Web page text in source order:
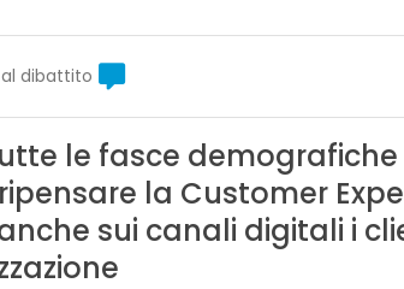
dibattito
le fasce demografiche
la Customer
sui canali digitali i